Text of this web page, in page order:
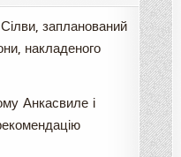
запланований
накладеного
Анкасвиле і